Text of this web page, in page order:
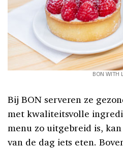
BON WITH
Bij BON serveren ze
met kwaliteitsvolle
menu zo uitgebreid is,
van de dag iets eten.